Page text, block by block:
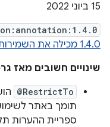
‫15 ביוני 2022
1.4.0 מכילה את השמירות האלה.
שינויים חשובים מאז גרסה
@RestrictTo
תומך באתר
ספריית ההערות